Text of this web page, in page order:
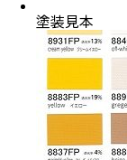
塗装見本